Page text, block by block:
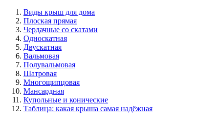
Виды крыш для дома
Плоская прямая
Чердачные со скатами
Односкатная
Двускатная
Вальмовая
Полувальмовая
Шатровая
Многощипцовая
Мансардная
Купольные и конические
Таблица: какая крыша самая надёжная